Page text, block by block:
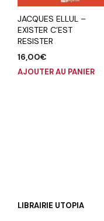
JACQUES ELLUL –
EXISTER C’EST
RESISTER
16,00€
AJOUTER AU PANIER
LIBRAIRIE UTOPIA